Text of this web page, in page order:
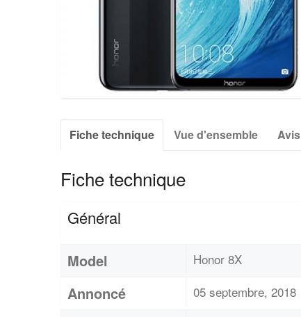
Fiche technique Vue d'ensemble Avis
Fiche technique
Général
Model Honor 8X
Annoncé 05 septembre, 2018